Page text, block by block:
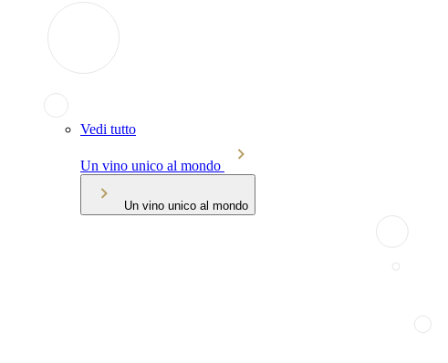
Vedi tutto
Un vino unico al mondo
Un vino unico al mondo